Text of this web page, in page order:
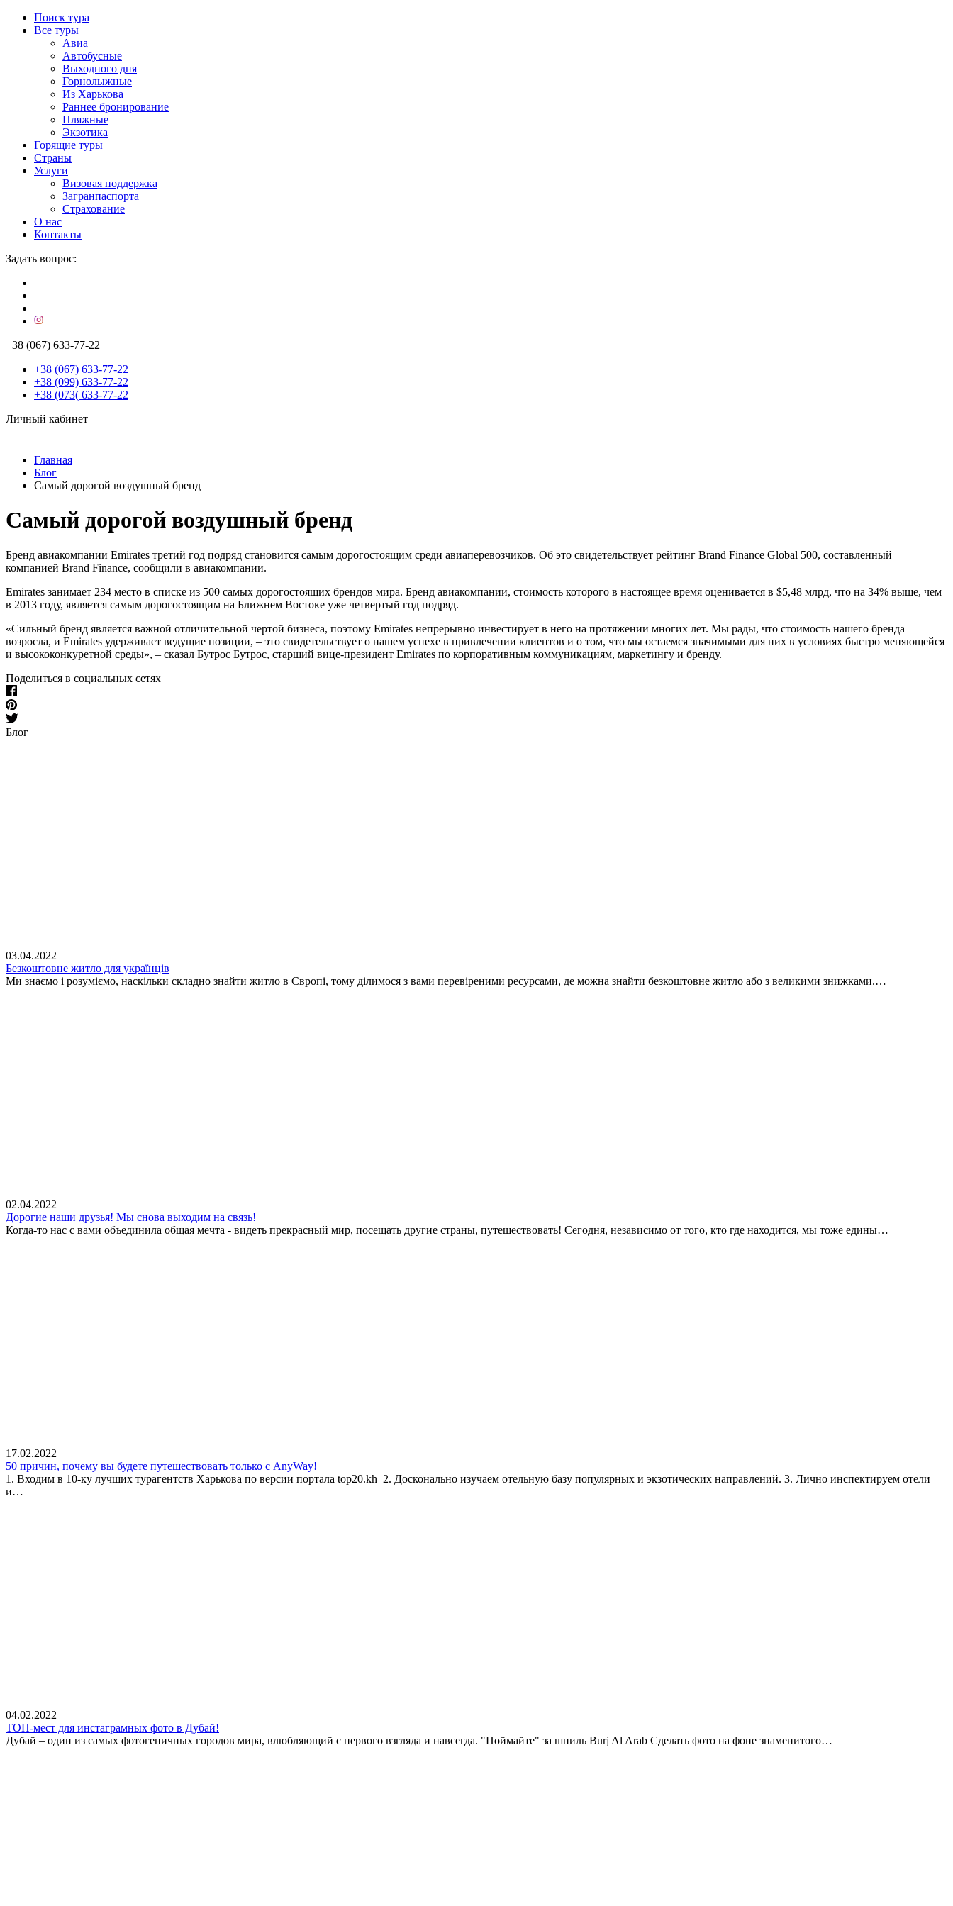
Поиск тура
Все туры
Авиа
Автобусные
Выходного дня
Горнолыжные
Из Харькова
Раннее бронирование
Пляжные
Экзотика
Горящие туры
Страны
Услуги
Визовая поддержка
Загранпаспорта
Страхование
О нас
Контакты
Задать вопрос:
+38 (067) 633-77-22
+38 (067) 633-77-22
+38 (099) 633-77-22
+38 (073( 633-77-22
Личный кабинет
Главная
Блог
Самый дорогой воздушный бренд
Самый дорогой воздушный бренд
Бренд авиакомпании Emirates третий год подряд становится самым дорогостоящим среди авиаперевозчиков. Об это свидетельствует рейтинг Brand Finance Global 500, составленный
компанией Brand Finance, сообщили в авиакомпании.
Emirates занимает 234 место в списке из 500 самых дорогостоящих брендов мира. Бренд авиакомпании, стоимость которого в настоящее время оценивается в $5,48 млрд, что на 34% выше, чем
в 2013 году, является самым дорогостоящим на Ближнем Востоке уже четвертый год подряд.
«Сильный бренд является важной отличительной чертой бизнеса, поэтому Emirates непрерывно инвестирует в него на протяжении многих лет. Мы рады, что стоимость нашего бренда
возросла, и Emirates удерживает ведущие позиции, – это свидетельствует о нашем успехе в привлечении клиентов и о том, что мы остаемся значимыми для них в условиях быстро меняющейся
и высококонкуретной среды», – сказал Бутрос Бутрос, старший вице-президент Emirates по корпоративным коммуникациям, маркетингу и бренду.
Поделиться в социальных сетях
Блог
03.04.2022
Безкоштовне житло для українців
Ми знаємо і розуміємо, наскільки складно знайти житло в Європі, тому ділимося з вами перевіреними ресурсами, де можна знайти безкоштовне житло або з великими знижками.…
02.04.2022
Дорогие наши друзья! Мы снова выходим на связь!
Когда-то нас с вами объединила общая мечта - видеть прекрасный мир, посещать другие страны, путешествовать! Сегодня, независимо от того, кто где находится, мы тоже едины…
17.02.2022
50 причин, почему вы будете путешествовать только с AnyWay!
1. Входим в 10-ку лучших турагентств Харькова по версии портала top20.kh 2. Досконально изучаем отельную базу популярных и экзотических направлений. 3. Лично инспектируем отели
и…
04.02.2022
ТОП-мест для инстаграмных фото в Дубай!
Дубай – один из самых фотогеничных городов мира, влюбляющий с первого взгляда и навсегда. "Поймайте" за шпиль Burj Al Arab Сделать фото на фоне знаменитого…